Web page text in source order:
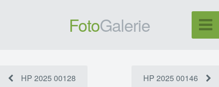
FotoGalerie
HP 2025 00128 HP 2025 00146